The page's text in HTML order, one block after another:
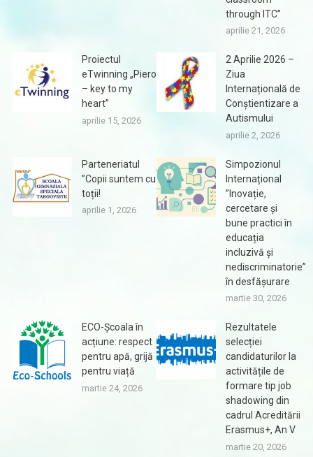
through ITC”
aprilie 21, 2026
Proiectul
eTwinning „Piero
– key to my
heart”
aprilie 15, 2026
2 Aprilie 2026 –
Ziua
Internațională de
Conștientizare a
Autismului
aprilie 2, 2026
Parteneriatul
”Copii suntem cu
toții!
aprilie 1, 2026
Simpozionul
Internațional
”Inovație,
cercetare și
bune practici în
educația
incluzivă și
nediscriminatorie”
în desfășurare
martie 30, 2026
ECO-Școala în
acțiune: respect
pentru apă, grijă
pentru viață
martie 24, 2026
Rezultatele
selecției
candidaturilor la
activitățile de
formare tip job
shadowing din
cadrul Acreditării
Erasmus+, An V
martie 20, 2026